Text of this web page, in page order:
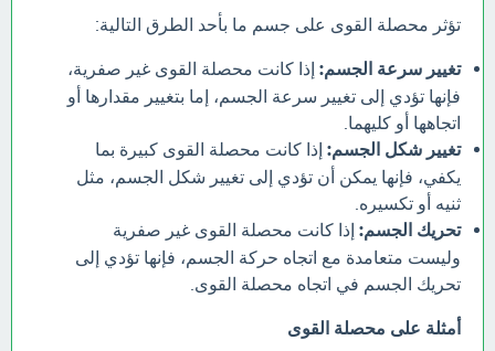
تؤثر محصلة القوى على جسم ما بأحد الطرق التالية:
تغيير سرعة الجسم: إذا كانت محصلة القوى غير صفرية،
فإنها تؤدي إلى تغيير سرعة الجسم، إما بتغيير مقدارها أو
اتجاهها أو كليهما.
تغيير شكل الجسم: إذا كانت محصلة القوى كبيرة بما
يكفي، فإنها يمكن أن تؤدي إلى تغيير شكل الجسم، مثل
ثنيه أو تكسيره.
تحريك الجسم: إذا كانت محصلة القوى غير صفرية
وليست متعامدة مع اتجاه حركة الجسم، فإنها تؤدي إلى
تحريك الجسم في اتجاه محصلة القوى.
أمثلة على محصلة القوى